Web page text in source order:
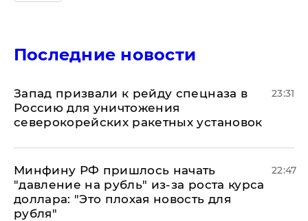
Последние новости
Запад призвали к рейду спецназа в
Россию для уничтожения
северокорейских ракетных установок
23:31
Минфину РФ пришлось начать
"давление на рубль" из-за роста курса
доллара: "Это плохая новость для
рубля"
22:47